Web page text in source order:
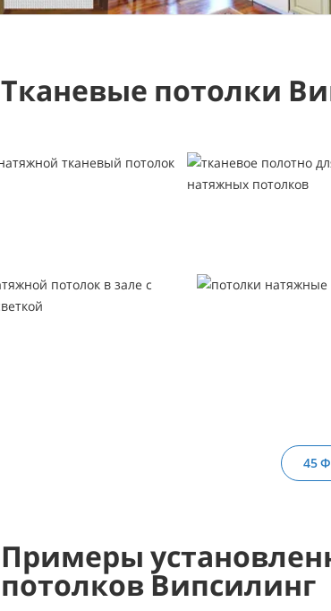
Тканевые потолки
45
Примеры
потолков Випсилинг